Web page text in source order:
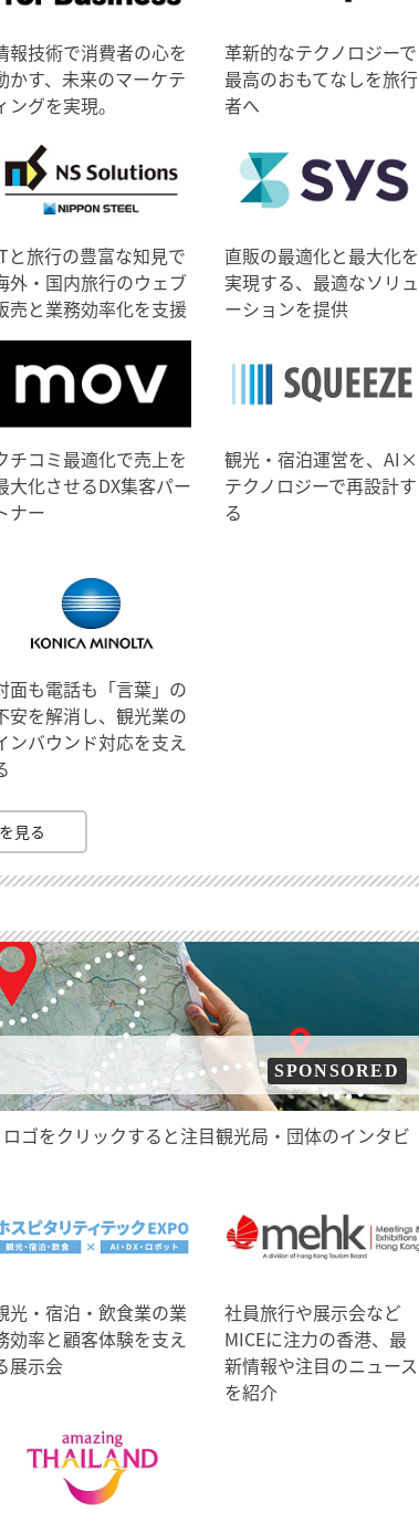
報技術で消費者の心を
かす、未来のマーケテ
ングを実現。
革新的なテクノロジーで
最高のおもてなしを旅行
者へ
と旅行の豊富な知見で
外・国内旅行のウェブ
売と業務効率化を支援
直販の最適化と最大化を
実現する、最適なソリュ
ーションを提供
チコミ最適化で売上を
大化させるDX集客パー
ナー
観光・宿泊運営を、AI×
テクノロジーで再設計す
る
面も電話も「言葉」の
安を解消し、観光業の
ンバウンド対応を支え
見る
SPONSORED
ゴをクリックすると注目観光局・団体のインタビ
光・宿泊・飲食業の業
効率と顧客体験を支え
展示会
社員旅行や展示会など
MICEに注力の香港、最
新情報や注目のニュース
を紹介